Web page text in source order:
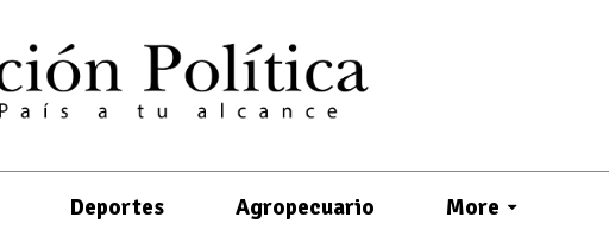
Deportes Agropecuario More